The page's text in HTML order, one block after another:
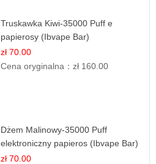
Truskawka Kiwi-35000 Puff e
papierosy (Ibvape Bar)
zł 70.00
Cena oryginalna：zł 160.00
Dżem Malinowy-35000 Puff
elektroniczny papieros (Ibvape Bar)
zł 70.00